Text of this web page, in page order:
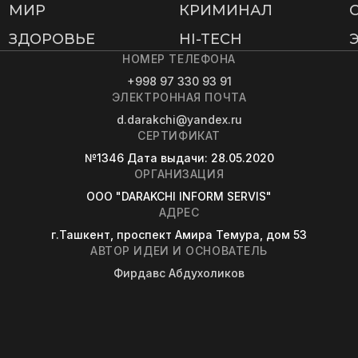
МИР КРИМИНАЛ
ЗДОРОВЬЕ HI-TECH
НОМЕР ТЕЛЕФОНА
+998 97 330 93 91
ЭЛЕКТРОННАЯ ПОЧТА
d.darakchi@yandex.ru
СЕРТИФИКАТ
№1346 Дата выдачи: 28.05.2020
ОРГАНИЗАЦИЯ
OOO "DARAKCHI INFORM SERVIS"
АДРЕС
г.Ташкент, проспект Амира Темура, дом 53
АВТОР ИДЕИ И ОСНОВАТЕЛЬ
Фирдавс Абдухоликов